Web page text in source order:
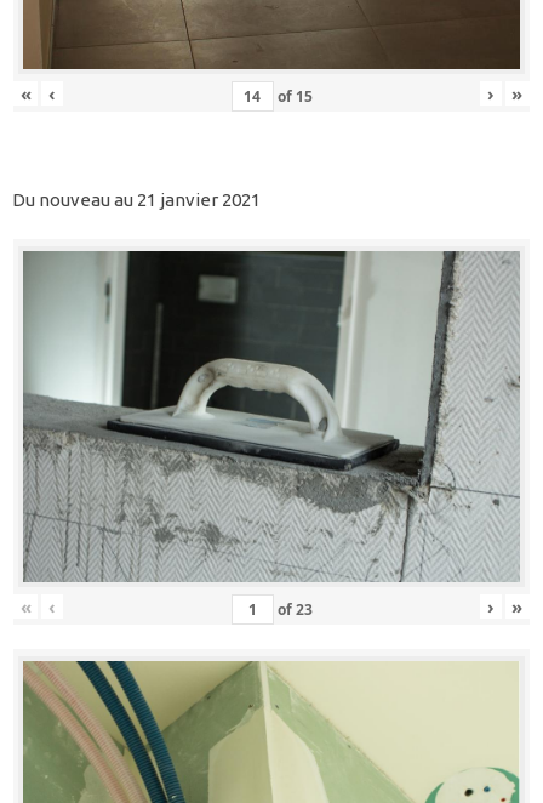
« ‹ of 15 › »
Du nouveau au 21 janvier 2021
« ‹ of23 › »